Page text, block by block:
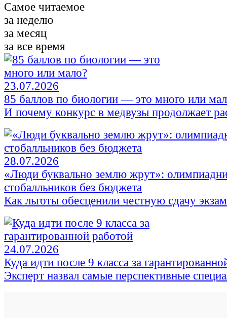
Самое читаемое
за неделю
за месяц
за все время
23.07.2026
85 баллов по биологии — это много или
И почему конкурс в медвузы продолжает
28.07.2026
«Люди буквально землю жрут»:
стобалльников без бюджета
Как льготы обесценили честную сдачу
24.07.2026
Куда идти после 9 класса за
Эксперт назвал самые перспективные